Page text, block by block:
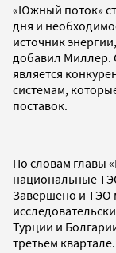
«Южный поток»
дня и
источник
добавил Миллер.
является
системам,
поставок.
По словам главы
национальные
Завершено и ТЭО
Турции и
третьем квартале.